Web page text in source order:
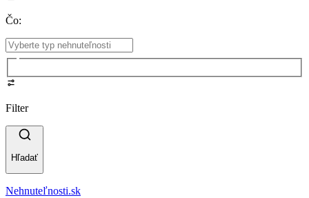
Čo:
Filter
Hľadať
Nehnuteľnosti.sk